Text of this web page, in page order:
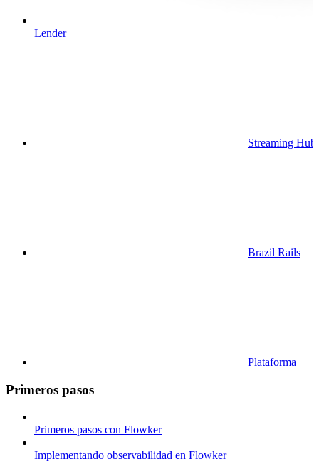
Lender
Streaming Hub
Brazil Rails
Plataforma
Primeros pasos
Primeros pasos con Flowker
Implementando observabilidad en Flowker